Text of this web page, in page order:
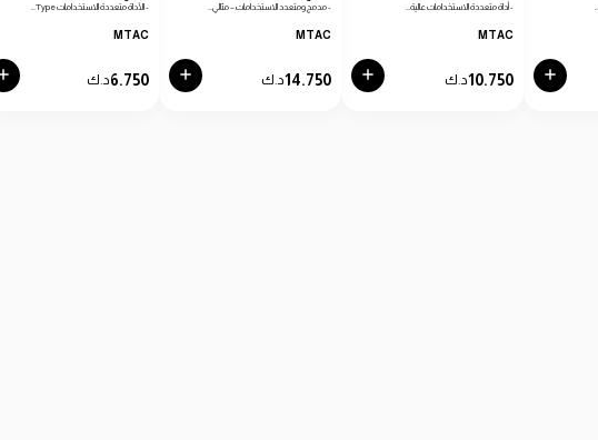
- أداة متعددة الاستخدامات عالية…
MTAC
10.750د.ك
- مدمج ومتعدد الاستخدامات – مثالي…
MTAC
14.750د.ك
- الأداة متعددة الاستخدامات Type…
MTAC
6.750د.ك